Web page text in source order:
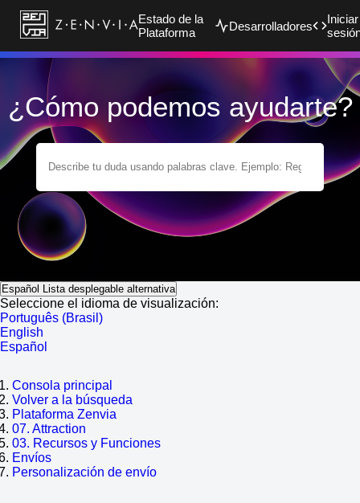
Estado de la
Plataforma
Desarrolladores
Iniciar
¿Cómo podemos ayudarte?
Español Lista desplegable alternativa
Seleccione el idioma de visualización:
Português (Brasil)
English
Español
Consola principal
Volver a la búsqueda
Plataforma Zenvia
07. Attraction
03. Recursos y Funciones
Envíos
Personalización de envío